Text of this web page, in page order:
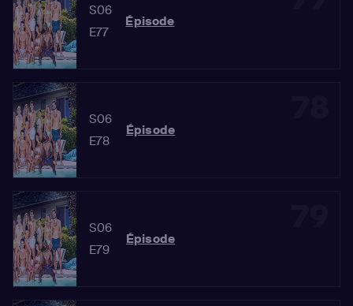
S06
E77
Épisode
S06
E78
Épisode
S06
E79
Épisode